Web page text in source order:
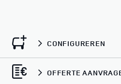
CONFIGUREREN
OFFERTE